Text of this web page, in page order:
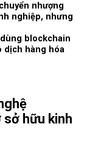
nhượng
nghiệp, nhưng
blockchain
dịch hàng hóa
sở hữu kinh